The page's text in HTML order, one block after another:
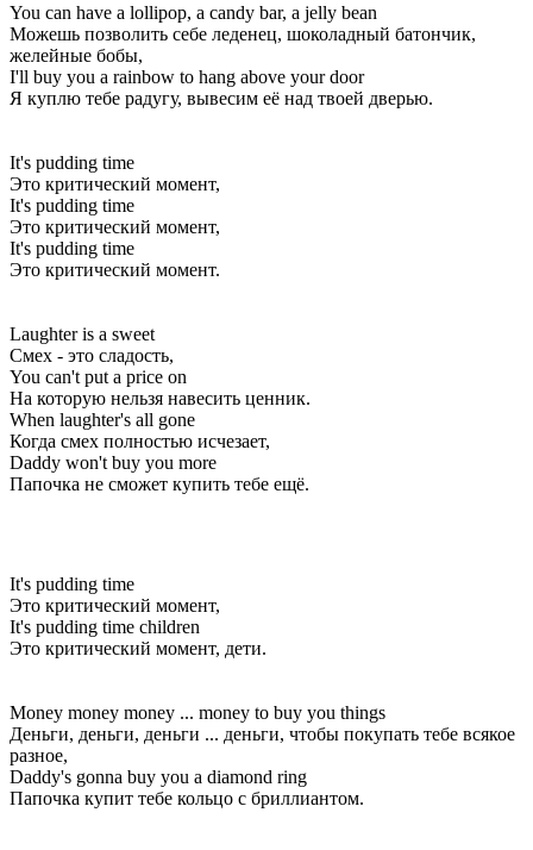
You can have a lollipop, a candy bar, a jelly bean
Можешь позволить себе леденец, шоколадный батончик,
желейные бобы,
I'll buy you a rainbow to hang above your door
Я куплю тебе радугу, вывесим её над твоей дверью.
It's pudding time
Это критический момент,
It's pudding time
Это критический момент,
It's pudding time
Это критический момент.
Laughter is a sweet
Смех - это сладость,
You can't put a price on
На которую нельзя навесить ценник.
When laughter's all gone
Когда смех полностью исчезает,
Daddy won't buy you more
Папочка не сможет купить тебе ещё.
It's pudding time
Это критический момент,
It's pudding time children
Это критический момент, дети.
Money money money ... money to buy you things
Деньги, деньги, деньги ... деньги, чтобы покупать тебе всякое
разное,
Daddy's gonna buy you a diamond ring
Папочка купит тебе кольцо с бриллиантом.